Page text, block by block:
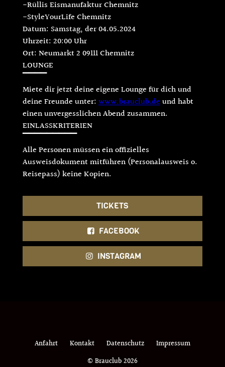
-Rüllis Eismanufaktur Chemnitz
-StyleYourLife Chemnitz
Datum: Samstag, der 04.05.2024
Uhrzeit: 20:00 Uhr
Ort: Neumarkt 2 09111 Chemnitz
LOUNGE
▔▔▔▔
Miete dir jetzt deine eigene Lounge für dich und
deine Freunde unter:www.brauclub.deund habt
einen unvergesslichen Abend zusammen.
EINLASSKRITERIEN
▔▔▔▔▔▔▔▔▔
Alle Personen müssen ein offizielles
Ausweisdokument mitführen (Personalausweis o.
Reisepass) keine Kopien.
TICKETS
FACEBOOK
INSTAGRAM
Anfahrt Kontakt Datenschutz
Impressum
© Brauclub 2026